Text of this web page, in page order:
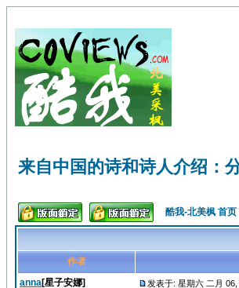
来自中国的诗和诗人介绍：
酷我-北美枫 首页
作者
anna[星子安娜]
发表于: 星期六 二月